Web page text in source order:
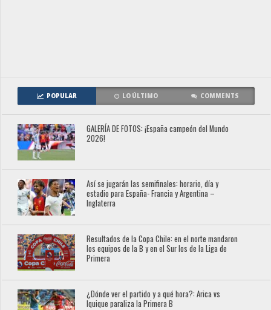
POPULAR LO ÚLTIMO COMMENTS
GALERÍA DE FOTOS: ¡España campeón del Mundo
2026!
Así se jugarán las semifinales: horario, día y
estadio para España- Francia y Argentina –
Inglaterra
Resultados de la Copa Chile: en el norte mandaron
los equipos de la B y en el Sur los de la Liga de
Primera
¿Dónde ver el partido y a qué hora?: Arica vs
Iquique paraliza la Primera B